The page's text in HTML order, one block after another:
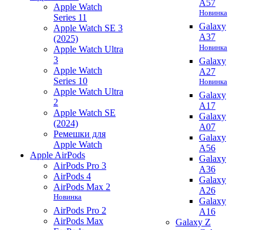
Apple Watch
Series 11
Apple Watch SE 3
(2025)
Apple Watch Ultra
3
Apple Watch
Series 10
Apple Watch Ultra
2
Apple Watch SE
(2024)
Ремешки для
Apple Watch
Apple AirPods
AirPods Pro 3
AirPods 4
AirPods Max 2
Новинка
AirPods Pro 2
AirPods Max
A57
Новинка
Galaxy
A37
Новинка
Galaxy
A27
Новинка
Galaxy
A17
Galaxy
A07
Galaxy
A56
Galaxy
A36
Galaxy
A26
Galaxy
A16
Galaxy Z